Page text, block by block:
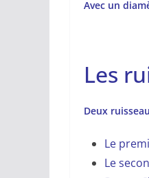
Avec un
Les
Deux
Le
Le